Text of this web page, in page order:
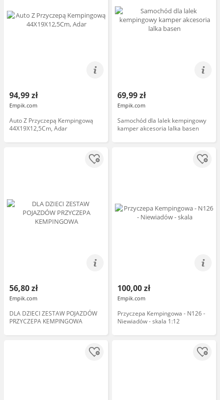
94,99 zł
Empik.com
Auto Z Przyczepą Kempingową
44X19X12,5Cm, Adar
69,99 zł
Empik.com
Samochód dla lalek kempingowy
kamper akcesoria lalka basen
56,80 zł
Empik.com
DLA DZIECI ZESTAW POJAZDÓW
PRZYCZEPA KEMPINGOWA
100,00 zł
Empik.com
Przyczepa Kempingowa - N126 -
Niewiadów - skala 1:12